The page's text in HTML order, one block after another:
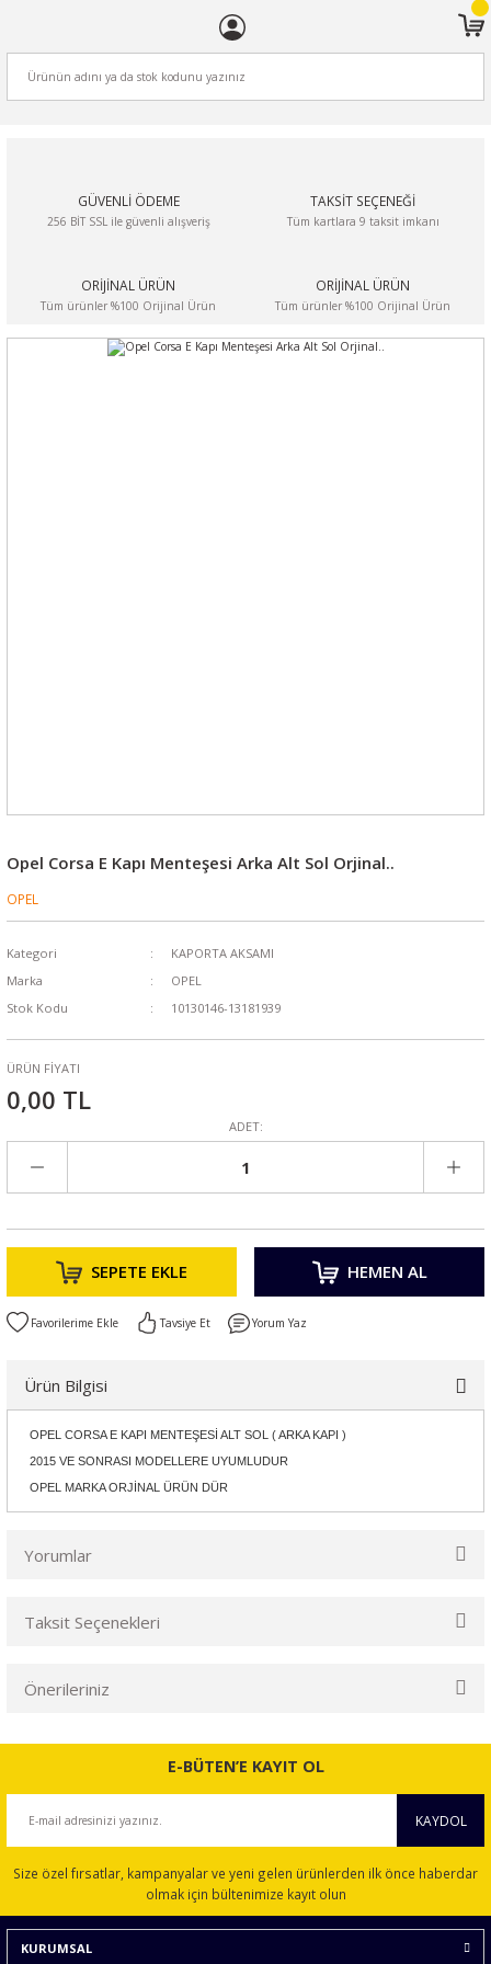
GÜVENLİ ÖDEME
256 BİT SSL ile güvenli alışveriş
TAKSİT SEÇENEĞİ
Tüm kartlara 9 taksit imkanı
ORİJİNAL ÜRÜN
Tüm ürünler %100 Orijinal Ürün
ORİJİNAL ÜRÜN
Tüm ürünler %100 Orijinal Ürün
Opel Corsa E Kapı Menteşesi Arka Alt Sol Orjinal..
OPEL
Kategori
KAPORTA AKSAMI
Marka
OPEL
Stok Kodu
10130146-13181939
ÜRÜN FİYATI
0,00 TL
ADET:
SEPETE EKLE HEMEN AL
Tavsiye Et Yorum Yaz
Ürün Bilgisi
OPEL CORSA E KAPI MENTEŞESİ ALT SOL ( ARKA KAPI )
2015 VE SONRASI MODELLERE UYUMLUDUR
OPEL MARKA ORJİNAL ÜRÜN DÜR
Yorumlar
Taksit Seçenekleri
Önerileriniz
Bu ürünün fiyat bilgisi, resim, ürün açıklamalarında ve diğer
konularda yetersiz gördüğünüz noktaları öneri formunu
Ürün açıklamasında eksik bilgiler bulunuyor.
Ürün bilgilerinde hatalar bulunuyor.
Ürün fiyatı diğer sitelerden daha pahalı.
E-BÜTEN’E KAYIT OL
KAYDOL
Size özel fırsatlar, kampanyalar ve yeni gelen ürünlerden ilk önce haberdar
olmak için bültenimize kayıt olun
KURUMSAL